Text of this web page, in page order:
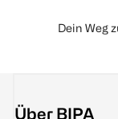
Dein Weg
Über BIPA